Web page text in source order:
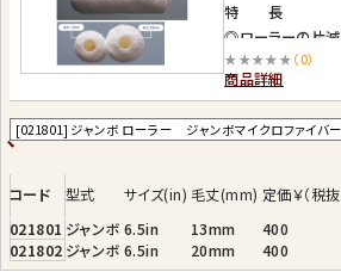
特 長
◎ローラーの片減
◎ローラーの芯が
ーの単価が安い。
め作業性が高い。
転が軽く腕の疲れ
★★★★★ （0）
商品詳細
コード 型式 サイズ(in) 毛丈(mm) 定価￥（税抜
021801 ジャンボ 6.5in 13mm 400
021802 ジャンボ 6.5in 20mm 400